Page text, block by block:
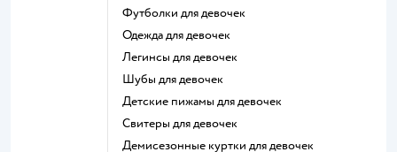
Футболки для девочек
Одежда для девочек
Легинсы для девочек
Шубы для девочек
Детские пижамы для девочек
Свитеры для девочек
Демисезонные куртки для девочек